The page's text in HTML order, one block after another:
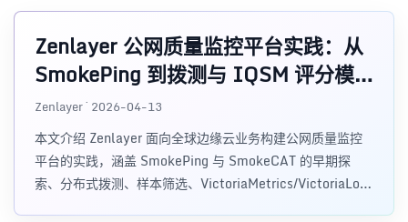
Zenlayer 公网质量监控平台实践：从
SmokePing 到拨测与 IQSM 评分模
型
Zenlayer · 2026-04-13
本文介绍 Zenlayer 面向全球边缘云业务构建公网质量监控
平台的实践，涵盖 SmokePing 与 SmokeCAT 的早期探
索、分布式拨测、样本筛选、VictoriaMetrics/VictoriaLogs